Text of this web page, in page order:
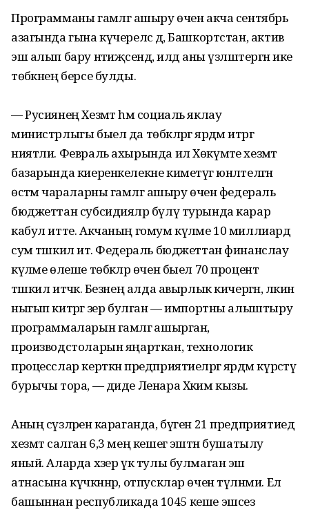
Программаны гамәлгә ашыру өчен акча сентябрь
азагында гына күчерелсә дә, Башкортстан, актив
эш алып бару нәтиҗәсендә, илдә аны үзләштергән ике
төбәкнең берсе булды.
— Русиянең Хезмәт һәм социаль яклау
министрлыгы быел да төбәкләргә ярдәм итәргә
ниятли. Февраль ахырында ил Хөкүмәте хезмәт
базарында киеренкелекне киметүгә юнәлтелгән
өстәмә чараларны гамәлгә ашыру өчен федераль
бюджеттан субсидияләр бүлү турында карар
кабул итте. Акча­ның гомум күләме 10 миллиард
сум тәшкил итә. Федераль бюджеттан финанслау
күләме өлеше төбәкләр өчен быел 70 процент
тәшкил итәчәк. Безнең алда авырлык кичергән, ләкин
ныгып китәргә әзер булган — импортны алыштыру
программаларын гамәлгә ашырган,
производстоларын яңарткан, технологик
процесслар керткән предприя­тиеләргә ярдәм күрсәтү
бурычы тора, — диде Ленара Хәким кызы.
Аның сүзләренә караганда, бүген 21 предприятиедә
хезмәт салган 6,3 мең кешегә эштән бушатылу
яный. Аларда хәзер үк тулы булмаган эш
атнасына күчкәннәр, отпусклар өчен түләнми. Ел
башыннан республикада 1045 кеше эшсез